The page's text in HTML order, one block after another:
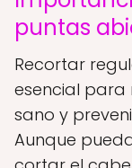
puntas
Recortar
esencial para
sano y
Aunque